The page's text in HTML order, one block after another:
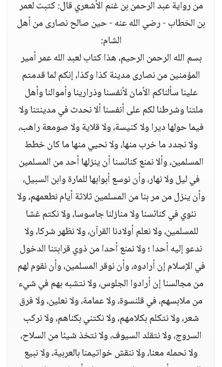
من رواية عبد الرحمن بن غنم الأشعري قال: كتبت لعمر
بن الخطاب - رضي الله عنه - حين صالح نصارى من أهل
الشام:
بسم الله الرحمن الرحيم، هذا كتاب لعبد الله عمر أمير
المؤمنين من نصارى مدينة كذا وكذا، إنكم لما قدمتم
علينا سألناكم الأمان لأنفسنا وذرارينا وأموالنا وأهل
ملتنا وشرطنا لكم على أنفسنا ألا نحدث في مدينتنا ولا
فيما حولها ديرا ولا كنيسة، ولا قلاية ولا صومعة راهب،
ولا نجدد ما خرب منها، ولا نحيي منها ما كان خطط
المسلمين، وألا نمنع كنائسنا أن ينزلها أحد من المسلمين
في ليل ولا نهار، وأن نوسع أبوابها للمارة وابن السبيل،
وأن ينزل من مر بنا من المسلمين ثلاثة أيام نطعمهم، ولا
نئوي في كنائسنا ولا منازلنا جاسوسا، ولا نكتم غشا
للمسلمين، ولا نعلم أولادنا القرآن، ولا نظهر شركا، ولا
ندعو إليه أحدا ؛ ولا نمنع أحدا من ذوي قرابتنا الدخول
في الإسلام إن أرادوه، وأن نوقر المسلمين، وأن نقوم لهم
من مجالسنا إن أرادوا الجلوس، ولا نتشبه بهم في شيء
من ملابسهم، في قلنسوة، ولا عمامة، ولا نعلين، ولا فرق
شعر، ولا نتكلم بكلامهم، ولا نكتني بكناهم، ولا نركب
السروج، ولا نتقلد السيوف، ولا نتخذ شيئا من السلاح،
ولا نحمله معنا، ولا ننقش خواتيمنا بالعربية، ولا نبيع